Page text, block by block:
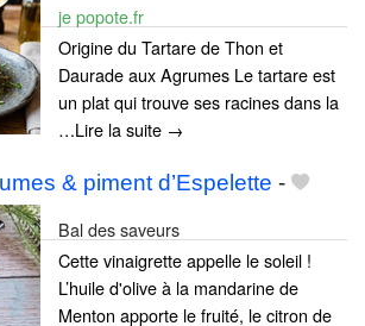
je popote.fr
Origine du Tartare de Thon et
Daurade aux Agrumes Le tartare est
un plat qui trouve ses racines dans la
…Lire la suite →
& piment d’Espelette -
Bal des saveurs
Cette vinaigrette appelle le soleil !
L’huile d'olive à la mandarine de
Menton apporte le fruité, le citron de